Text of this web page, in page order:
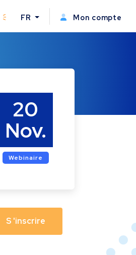
FR Mon compte
20
Nov.
Webinaire
S 'inscrire